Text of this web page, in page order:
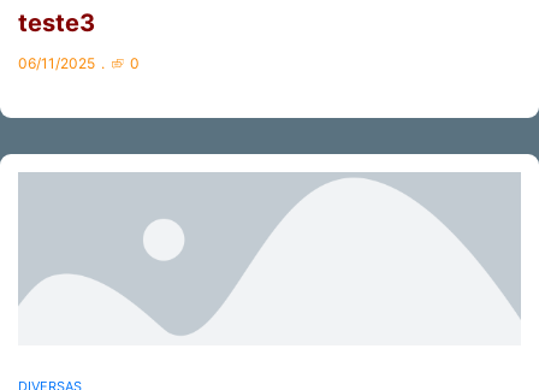
teste3
06/11/2025 0
DIVERSAS